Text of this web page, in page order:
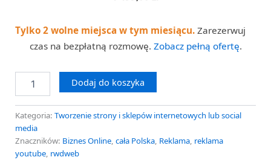
Tylko 2 wolne miejsca w tym miesiącu. Zarezerwuj
czas na bezpłatną rozmowę. Zobacz pełną ofertę.
Dodaj do koszyka
Kategoria: Tworzenie strony i sklepów internetowych lub social
media
Znaczników: Biznes Online, cała Polska, Reklama, reklama
youtube, rwdweb